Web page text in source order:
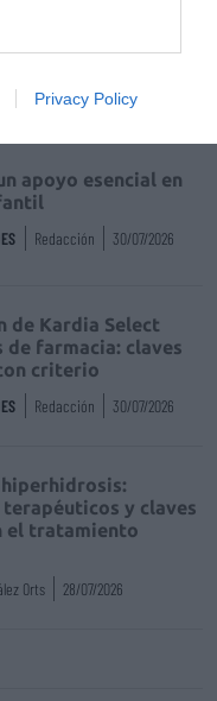
Privacy Policy
para el
Redacción 31/07/2026
apoyo esencial en
Redacción 30/07/2026
de Kardia Select
farmacia: claves
criterio
Redacción 30/07/2026
y claves
el tratamiento
Orts 28/07/2026